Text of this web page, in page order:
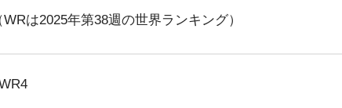
は2025年第38週の世界ランキング）